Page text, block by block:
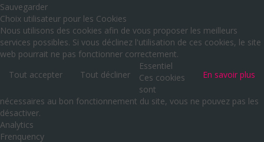
Sauvegarder
Choix utilisateur pour les Cookies
Nous utilisons des cookies afin de vous proposer les meilleurs
services possibles. Si vous déclinez l'utilisation de ces cookies, le site
web pourrait ne pas fonctionner correctement.
Tout accepter
Tout décliner En savoir plus
Essentiel
Ces cookies
sont
nécessaires au bon fonctionnement du site, vous ne pouvez pas les
désactiver.
Analytics
Frenquency